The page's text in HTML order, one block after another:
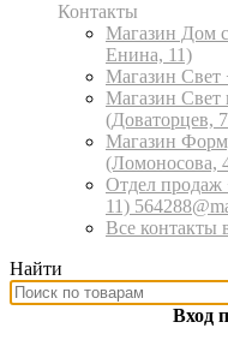
Контакты
Магазин Дом
Енина, 11)
Магазин Свет
Магазин Свет
(Доваторцев,
Магазин
(Ломоносова,
Отдел продаж
11)
Все контакты
Найти
Вход